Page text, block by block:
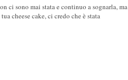
ci sono mai stata e continuo a sognarla, ma
cheese cake, ci credo che è stata